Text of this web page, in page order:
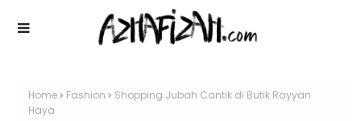
Home Fashion
Shopping Jubah Cantik di Butik Rayyan
Haya